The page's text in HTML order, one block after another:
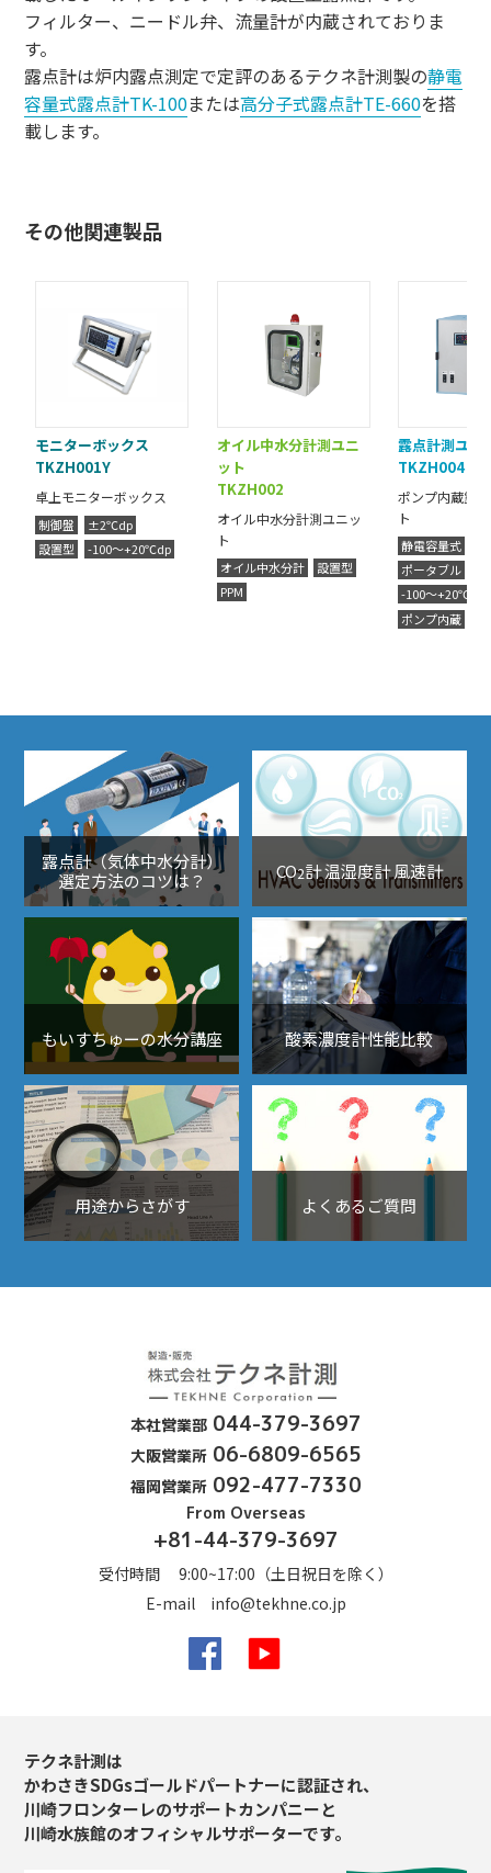
フィルター、ニードル弁、流量計が内蔵されておりま
す。
露点計は炉内露点測定で定評のあるテクネ計測製の静電
容量式露点計TK-100または高分子式露点計TE-660を搭
載します。
その他関連製品
モニターボックス
TKZH001Y
卓上モニターボックス
制御盤
±2℃dp
設置型
-100～+20℃dp
オイル中水分計測ユニ
ット
TKZH002
オイル中水分計測ユニッ
ト
オイル中水分計
設置型
PPM
露点計測ユニ
TKZH004
ポンプ内蔵露
ト
静電容量式
ポータブル
-100～+20℃dp
ポンプ内蔵
露点計（気体中水分計）
選定方法のコツは？
CO2計 温湿度計 風速計
もいすちゅーの水分講座 酸素濃度計性能比較
用途からさがす よくあるご質問
本社営業部 044-379-3697
大阪営業所 06-6809-6565
福岡営業所 092-477-7330
From Overseas
+81-44-379-3697
受付時間 9:00~17:00（土日祝日を除く）
E-mail info@tekhne.co.jp
Facebook
テクネ計測は
かわさきSDGsゴールドパートナーに認証され、
川崎フロンターレのサポートカンパニーと
川崎水族館のオフィシャルサポーターです。